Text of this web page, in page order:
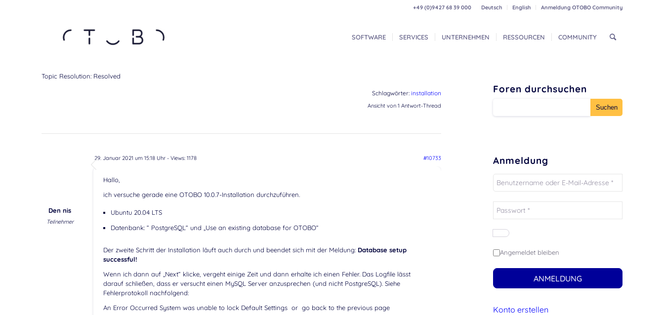
Deutsch English Anmeldung OTOBO Community
+49 (0)9427 68 39 000
SOFTWARE SERVICES UNTERNEHMEN RESSOURCEN COMMUNITY
Topic Resolution: Resolved
Schlagwörter: installation
Ansicht von 1 Antwort-Thread
29. Januar 2021 um 15:18 Uhr- Views: 1178 #10733
Den nis
Teilnehmer
Hallo,
ich versuche gerade eine OTOBO 10.0.7-Installation durchzuführen.
Ubuntu 20.04 LTS
Datenbank: “ PostgreSQL“ und „Use an existing database for OTOBO“
Der zweite Schritt der Installation läuft auch durch und beendet sich mit der Meldung: Database setup
successful!
Wenn ich dann auf „Next“ klicke, vergeht einige Zeit und dann erhalte ich einen Fehler. Das Logfile lässt
darauf schließen, dass er versucht einen MySQL Server anzusprechen (und nicht PostgreSQL). Siehe
Fehlerprotokoll nachfolgend:
An Error Occurred System was unable to lock Default Settings or go back to the previous page
Foren durchsuchen
Anmeldung
Angemeldet bleiben
ANMELDUNG
Konto erstellen